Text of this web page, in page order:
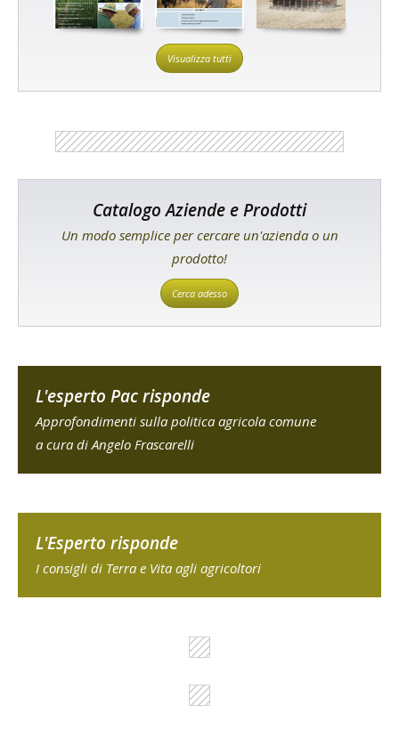
Visualizza tutti
Catalogo Aziende e Prodotti
Un modo semplice per cercare un'azienda o un
prodotto!
Cerca adesso
L'esperto Pac risponde
Approfondimenti sulla politica agricola comune
a cura di Angelo Frascarelli
L'Esperto risponde
I consigli di Terra e Vita agli agricoltori